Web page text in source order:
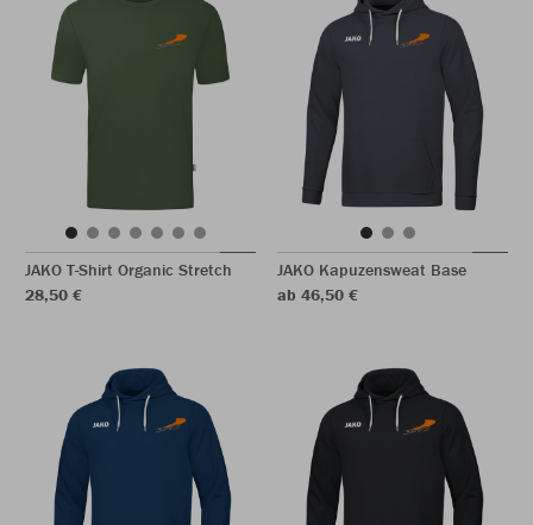
JAKO T-Shirt Organic Stretch
28,50 €
JAKO Kapuzensweat Base
ab 46,50 €